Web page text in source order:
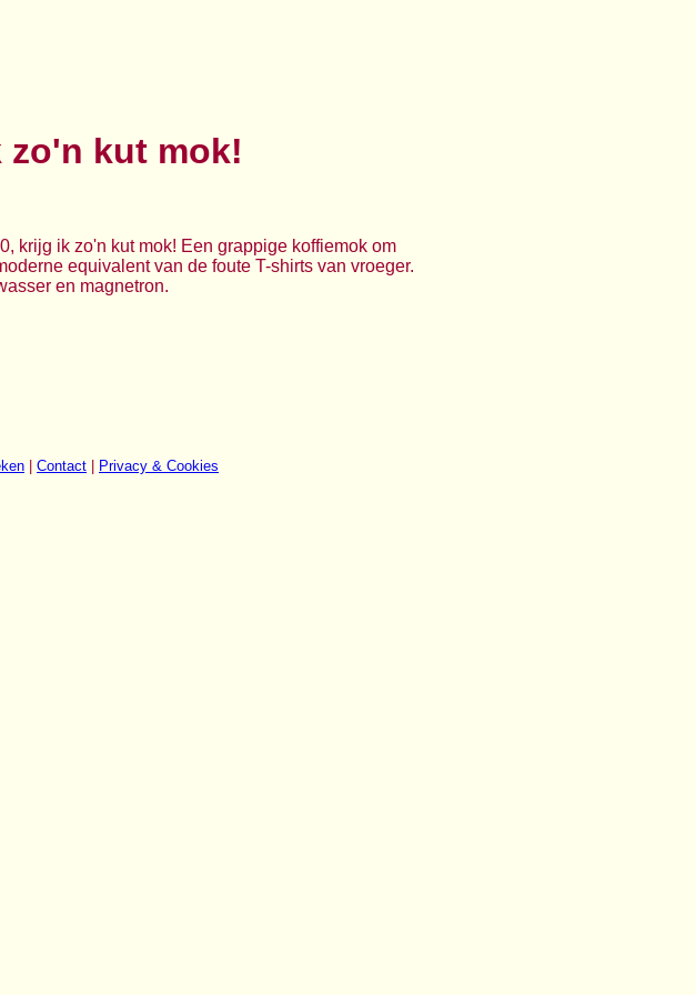
zo'n kut mok!
krijg ik zo'n kut mok! Een grappige koffiemok om
equivalent van de foute T-shirts van vroeger.
en magnetron.
Contact Privacy & Cookies